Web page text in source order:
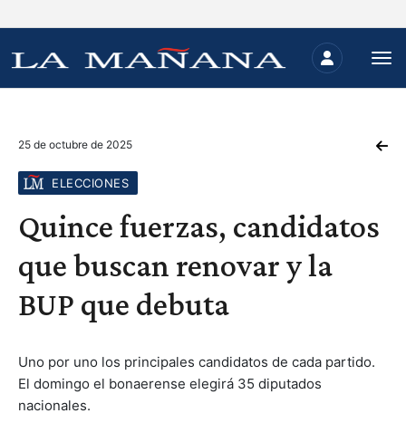
25 de octubre de 2025
ELECCIONES
Quince fuerzas, candidatos
que buscan renovar y la
BUP que debuta
Uno por uno los principales candidatos de cada partido.
El domingo el bonaerense elegirá 35 diputados
nacionales.